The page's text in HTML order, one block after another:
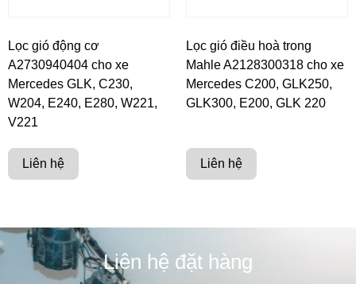
Lọc gió động cơ
A2730940404 cho xe
Mercedes GLK, C230,
W204, E240, E280, W221,
V221
Liên hệ
Lọc gió điều hoà trong
Mahle A2128300318 cho xe
Mercedes C200, GLK250,
GLK300, E200, GLK 220
Liên hệ
Liên hệ đặt hàng